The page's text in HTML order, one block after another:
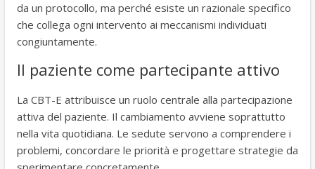
da un protocollo, ma perché esiste un razionale specifico
che collega ogni intervento ai meccanismi individuati
congiuntamente.
Il paziente come partecipante attivo
La CBT-E attribuisce un ruolo centrale alla partecipazione
attiva del paziente. Il cambiamento avviene soprattutto
nella vita quotidiana. Le sedute servono a comprendere i
problemi, concordare le priorità e progettare strategie da